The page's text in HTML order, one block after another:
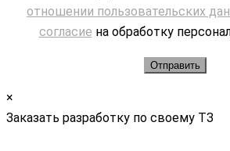
отношении пользовательских
согласие на обработку
×
Заказать разработку по своему ТЗ